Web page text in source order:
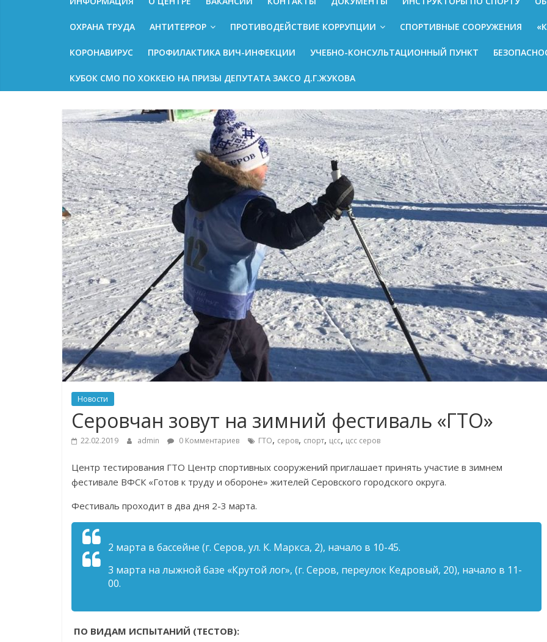
ОХРАНА ТРУДА АНТИТЕРРОР ПРОТИВОДЕЙСТВИЕ КОРРУПЦИИ СПОРТИВНЫЕ СООРУЖЕНИЯ
КОРОНАВИРУС ПРОФИЛАКТИКА ВИЧ-ИНФЕКЦИИ УЧЕБНО-КОНСУЛЬТАЦИОННЫЙ ПУНКТ
КУБОК СМО ПО ХОККЕЮ НА ПРИЗЫ ДЕПУТАТА ЗАКСО Д.Г.ЖУКОВА
Новости
Серовчан зовут на зимний фестиваль «ГТО»
22.02.2019 admin 0 Комментариев ГТО, серов, спорт, цсс, цсс серов
Центр тестирования ГТО Центр спортивных сооружений приглашает принять участие в зимнем
фестивале ВФСК «Готов к труду и обороне» жителей Серовского городского округа.
Фестиваль проходит в два дня 2-3 марта.
2 марта в бассейне (г. Серов, ул. К. Маркса, 2), начало в 10-45.
3 марта на лыжной базе «Крутой лог», (г. Серов, переулок Кедровый, 20), начало в 11-
00.
ПО ВИДАМ ИСПЫТАНИЙ (ТЕСТОВ):